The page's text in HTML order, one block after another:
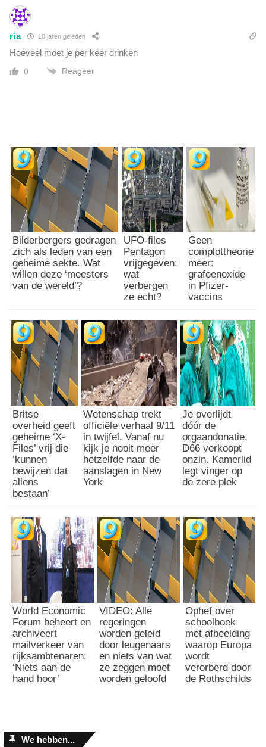
ria 10 jaren geleden
Hoeveel moet je per keer drinken
0 Reageer
Bilderbergers gedragen
zich als leden van een
geheime sekte. Wat
willen deze ‘meesters
van de wereld’?
UFO-files
Pentagon
vrijgegeven:
wat
verbergen
ze echt?
Geen
complottheorie
meer:
grafeenoxide
in Pfizer-
vaccins
Britse
overheid geeft
geheime ‘X-
Files’ vrij die
‘kunnen
bewijzen dat
aliens
bestaan’
Wetenschap trekt
officiële verhaal 9/11
in twijfel. Vanaf nu
kijk je nooit meer
hetzelfde naar de
aanslagen in New
York
Je overlijdt
dóór de
orgaandonatie,
D66 verkoopt
onzin. Kamerlid
legt vinger op
de zere plek
World Economic
Forum beheert en
archiveert
mailverkeer van
rijksambtenaren:
‘Niets aan de
hand hoor’
VIDEO: Alle
regeringen
worden geleid
door leugenaars
en niets van wat
ze zeggen moet
worden geloofd
Ophef over
schoolboek
met afbeelding
waarop Europa
wordt
verorberd door
de Rothschilds
We hebben...